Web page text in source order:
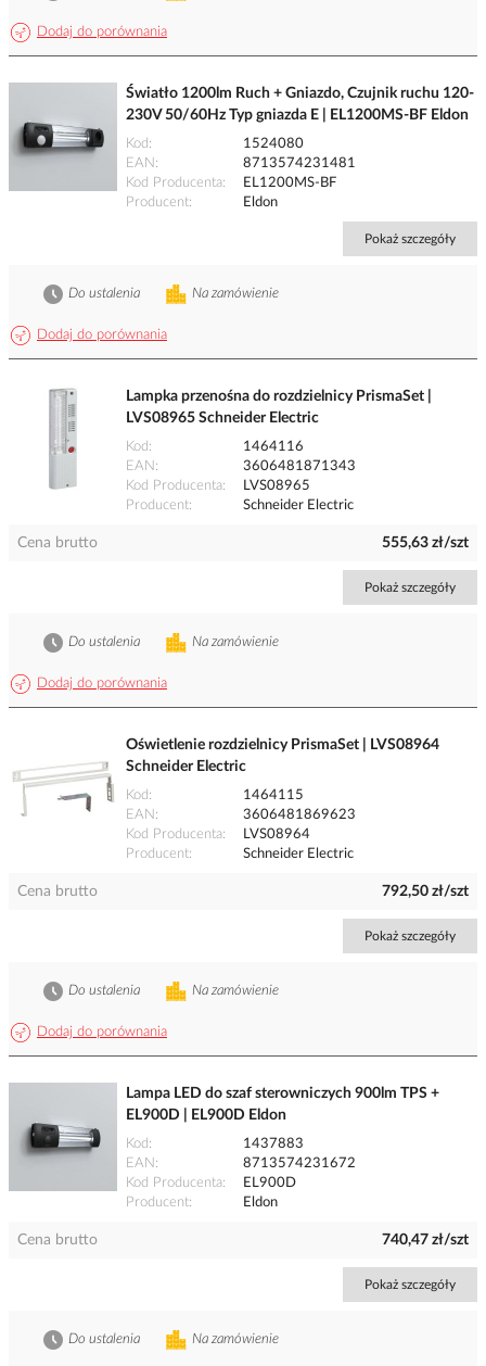
Dodaj do porównania
Światło 1200lm Ruch + Gniazdo, Czujnik ruchu 120-
230V 50/60Hz Typ gniazda E | EL1200MS-BF Eldon
Kod
1524080
EAN
8713574231481
Kod Producenta
EL1200MS-BF
Producent
Eldon
Pokaż szczegóły
Dodaj do porównania
Na zamówienie
Do ustalenia
Lampka przenośna do rozdzielnicy PrismaSet |
LVS08965 Schneider Electric
Kod
1464116
EAN
3606481871343
Kod Producenta
LVS08965
Producent
Schneider Electric
Cena brutto 555,63 zł/szt
Pokaż szczegóły
Dodaj do porównania
Na zamówienie
Do ustalenia
Oświetlenie rozdzielnicy PrismaSet | LVS08964
Schneider Electric
Kod
1464115
EAN
3606481869623
Kod Producenta
LVS08964
Producent
Schneider Electric
Cena brutto 792,50 zł/szt
Pokaż szczegóły
Dodaj do porównania
Na zamówienie
Do ustalenia
Lampa LED do szaf sterowniczych 900lm TPS +
EL900D | EL900D Eldon
Kod
1437883
EAN
8713574231672
Kod Producenta
EL900D
Producent
Eldon
Cena brutto 740,47 zł/szt
Pokaż szczegóły
Na zamówienie
Do ustalenia